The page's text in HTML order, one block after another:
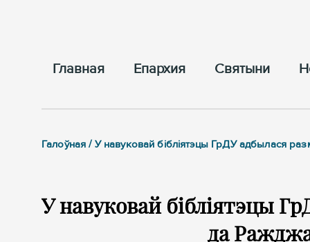
Главная Епархия Cвятыни
Галоўная / У навуковай бібліятэцы ГрДУ адбылася
У навуковай бібліятэцы
да